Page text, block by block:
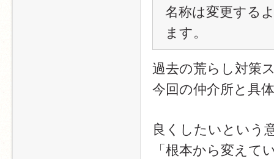
名称は変更する
ます。
過去の荒らし対策
今回の仲介所と具
良くしたいという
「根本から変え